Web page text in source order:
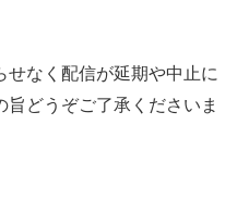
なく配信が延期や中止に
どうぞご了承くださいま